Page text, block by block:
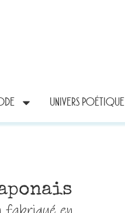
UNIVERS POÉTIQUE